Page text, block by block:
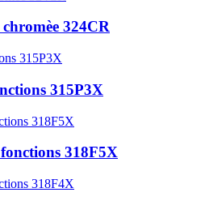
324CR
315P3X
318F5X